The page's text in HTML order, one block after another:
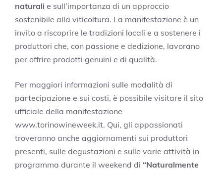
naturali e sull’importanza di un approccio
sostenibile alla viticoltura. La manifestazione è un
invito a riscoprire le tradizioni locali e a sostenere i
produttori che, con passione e dedizione, lavorano
per offrire prodotti genuini e di qualità.
Per maggiori informazioni sulle modalità di
partecipazione e sui costi, è possibile visitare il sito
ufficiale della manifestazione
www.torinowineweek.it. Qui, gli appassionati
troveranno anche aggiornamenti sui produttori
presenti, sulle degustazioni e sulle varie attività in
programma durante il weekend di “Naturalmente